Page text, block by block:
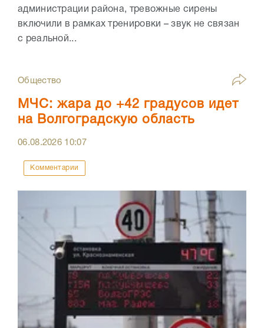
администрации района, тревожные сирены
включили в рамках тренировки – звук не связан
с реальной...
Общество
МЧС: жара до +42 градусов идет
на Волгоградскую область
06.08.2026 10:07
Комментарии